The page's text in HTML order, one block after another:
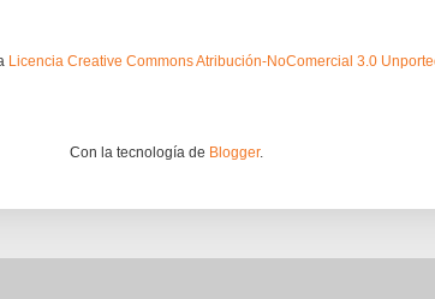
Licencia Creative Commons Atribución-NoComercial 3.0
Con la tecnología de Blogger.